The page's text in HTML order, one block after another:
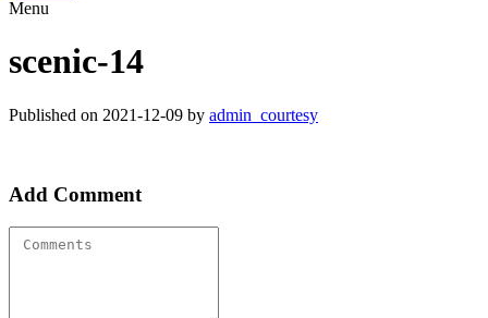
Menu
scenic-14
Published on 2021-12-09 by admin_courtesy
Add Comment